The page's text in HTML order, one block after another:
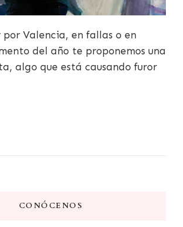
por Valencia, en fallas o en
del año te proponemos una
algo que está causando furor
CONÓCENOS